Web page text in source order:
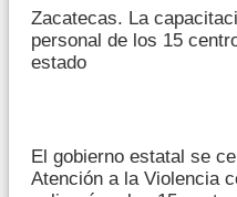
Zacatecas. La
personal de los 15
estado
El gobierno estatal se
Atención a la Violencia